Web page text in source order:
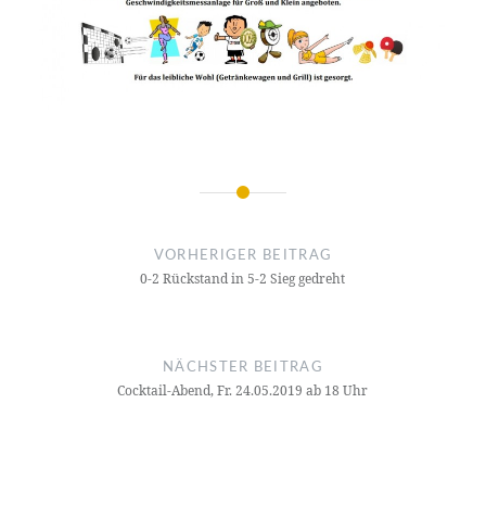
Beitragsnavigation
VORHERIGER BEITRAG
0-2 Rückstand in 5-2 Sieg gedreht
NÄCHSTER BEITRAG
Cocktail-Abend, Fr. 24.05.2019 ab 18 Uhr